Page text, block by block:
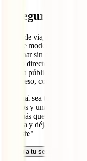
2. Seguro de
Antes de viajar a
aunque moderno en sus
gestionar sin conocer el
acceso directo a clínicas
sistema público y
tu regreso, con Chat
Sea cual sea tu elección,
abiertos y una capacidad
algo más que los
rumana y déjate cautivar
del Este"
Calcula tu seguro